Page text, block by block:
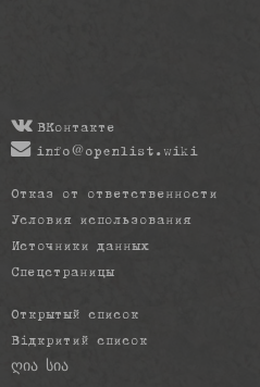
ВКонтакте
info@openlist.wiki
Отказ от ответственности
Условия использования
Источники данных
Спецстраницы
Открытый список
Відкритий список
ღია სია